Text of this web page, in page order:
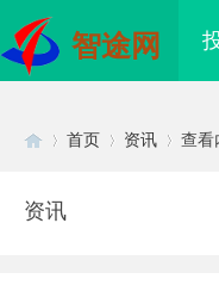
智途网
首页 资讯 查看
资讯